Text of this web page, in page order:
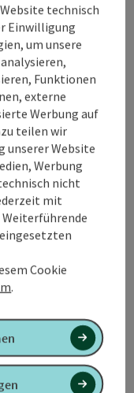
Österreich,
der Hauptsitz
technisch
Einwilligung
um unsere
Funktionen
externe
Werbung auf
teilen wir
unserer Website
Werbung
nicht
mit
Cookie
.